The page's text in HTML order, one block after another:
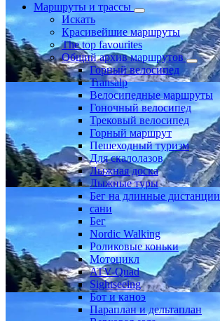
Маршруты и трассы
Искать
Красивейшие маршруты
The top favourites
Общий архив маршрутов
Горный велосипед
Transalp
Велосипедные маршруты
Гоночный велосипед
Трековый велосипед
Горный маршрут
Пешеходный туризм
Для скалолазов
Лыжная доска
Лыжные туры
Бег на длинные дистанции
сани
Бег
Nordic Walking
Роликовые коньки
Мотоцикл
ATV-Quad
Sightseeing
Бот и каноэ
Параплан и дельтаплан